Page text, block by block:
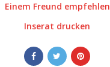
Einem Freund empfehlen
Inserat drucken